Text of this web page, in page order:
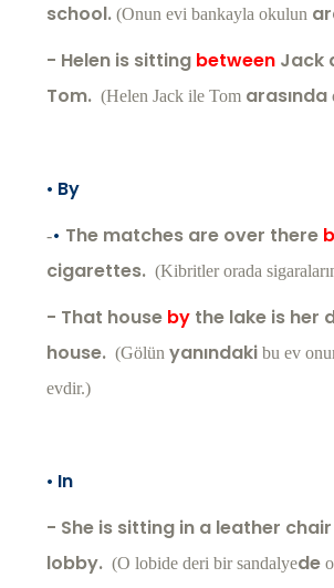
school. (Onun evi bankayla okulun
- Helen is sitting between Jack
Tom. (Helen Jack ile Tom arasında
• By
-• The matches are over there
cigarettes. (Kibritler orada
- That house by the lake is her
house. (Gölün yanındaki bu ev
evdir.)
• In
- She is sitting in a leather chair
lobby. (O lobide deri bir sandalyede